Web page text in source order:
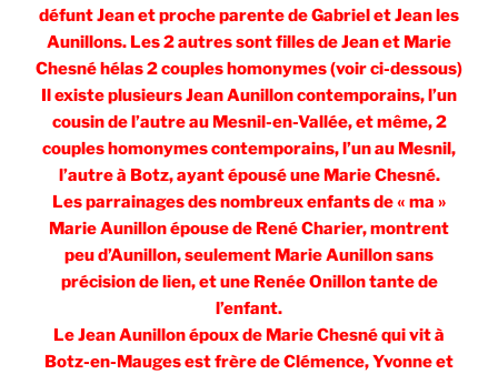
défunt Jean et proche parente de Gabriel et Jean les
Aunillons. Les 2 autres sont filles de Jean et Marie
Chesné hélas 2 couples homonymes (voir ci-dessous)
Il existe plusieurs Jean Aunillon contemporains, l’un
cousin de l’autre au Mesnil-en-Vallée, et même, 2
couples homonymes contemporains, l’un au Mesnil,
l’autre à Botz, ayant épousé une Marie Chesné.
Les parrainages des nombreux enfants de « ma »
Marie Aunillon épouse de René Charier, montrent
peu d’Aunillon, seulement Marie Aunillon sans
précision de lien, et une Renée Onillon tante de
l’enfant.
Le Jean Aunillon époux de Marie Chesné qui vit à
Botz-en-Mauges est frère de Clémence, Yvonne et